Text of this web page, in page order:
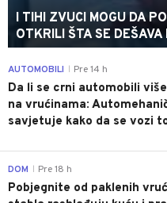
I TIHI ZVUCI MOGU DA
OTKRILI ŠTA SE DEŠAVA
AUTOMOBILI Pre 14 h
Da li se crni automobili
na vrućinama:
savjetuje kako da se vozi
DOM Pre 18 h
Pobjegnite od paklenih